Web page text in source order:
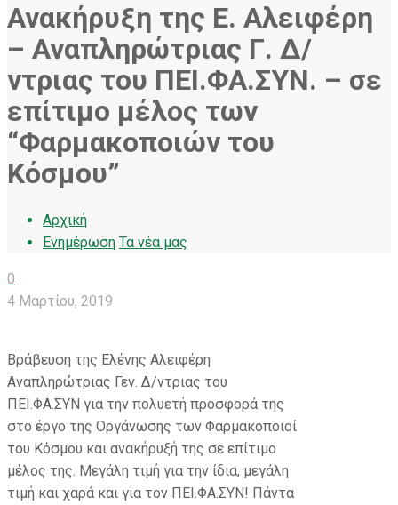
Ανακήρυξη της Ε. Αλειφέρη
– Αναπληρώτριας Γ. Δ/
ντριας του ΠΕΙ.ΦΑ.ΣΥΝ. – σε
επίτιμο μέλος των
“Φαρμακοποιών του
Κόσμου”
Αρχική
Ενημέρωση Τα νέα μας
0
4 Μαρτίου, 2019
Βράβευση της Ελένης Αλειφέρη
Αναπληρώτριας Γεν. Δ/ντριας του
ΠΕΙ.ΦΑ.ΣΥΝ για την πολυετή προσφορά της
στο έργο της Οργάνωσης των Φαρμακοποιοί
του Κόσμου και ανακήρυξή της σε επίτιμο
μέλος της. Μεγάλη τιμή για την ίδια, μεγάλη
τιμή και χαρά και για τον ΠΕΙ.ΦΑ.ΣΥΝ! Πάντα